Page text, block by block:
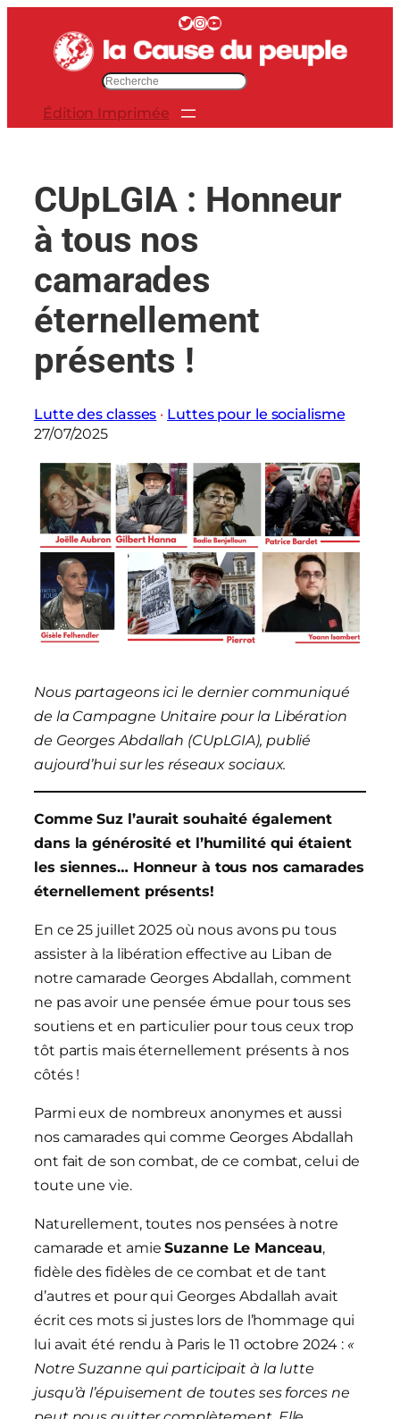
contenu
Twitter InstagramYouTube
c
e
Édition Imprimée
CUpLGIA : Honneur
à tous nos
camarades
éternellement
présents !
Lutte des classes · Luttes pour le socialisme
27/07/2025
Nous partageons ici le dernier communiqué
de la Campagne Unitaire pour la Libération
de Georges Abdallah (CUpLGIA), publié
aujourd’hui sur les réseaux sociaux.
Comme Suz l’aurait souhaité également
dans la générosité et l’humilité qui étaient
les siennes… Honneur à tous nos camarades
éternellement présents!
En ce 25 juillet 2025 où nous avons pu tous
assister à la libération effective au Liban de
notre camarade Georges Abdallah, comment
ne pas avoir une pensée émue pour tous ses
soutiens et en particulier pour tous ceux trop
tôt partis mais éternellement présents à nos
côtés !
Parmi eux de nombreux anonymes et aussi
nos camarades qui comme Georges Abdallah
ont fait de son combat, de ce combat, celui de
toute une vie.
Naturellement, toutes nos pensées à notre
camarade et amieSuzanne Le Manceau,
fidèle des fidèles de ce combat et de tant
d’autres et pour qui Georges Abdallah avait
écrit ces mots si justes lors de l’hommage qui
lui avait été rendu à Paris le 11 octobre 2024 : «
Notre Suzanne qui participait à la lutte
jusqu’à l’épuisement de toutes ses forces ne